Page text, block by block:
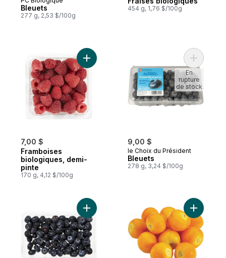
Bleuets
277 g, 2,53 $/100g
454 g, 1,76 $/100g
7,00 $
Framboises
biologiques, demi-
pinte
170 g, 4,12 $/100g
Ajouter Framboises biologiques, demi-
9,00 $
le Choix du Président
Bleuets
278 g, 3,24 $/100g
Ajouter
En
rupture
de stock
Ajouter Bleuets 9,8 oz au panierAjouter